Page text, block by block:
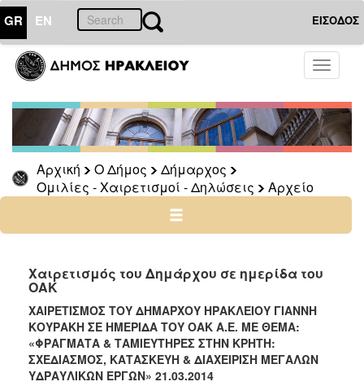
GR EN ΕΙΣΟΔΟΣ
Toggle
Αρχική Ο Δήμος
Δήμαρχος
Ομιλίες - Χαιρετισμοί - Δηλώσεις
Αρχείο
ΔΗΜΟΣ
Δήμαρχος
Ομιλίες
-
Χαιρετισμοί
-
Δηλώσεις
-
2023
2007
-
2013
Χαιρετισμός του Δημάρχου σε ημερίδα του
ΟΑΚ
ΧΑΙΡΕΤΙΣΜΟΣ ΤΟΥ ΔΗΜΑΡΧΟΥ ΗΡΑΚΛΕΙΟΥ ΓΙΑΝΝΗ
ΚΟΥΡΑΚΗ ΣΕ ΗΜΕΡΙΔΑ ΤΟΥ ΟΑΚ Α.Ε. ΜΕ ΘΕΜΑ:
«ΦΡΑΓΜΑΤΑ & ΤΑΜΙΕΥΤΗΡΕΣ ΣΤΗΝ ΚΡΗΤΗ:
ΣΧΕΔΙΑΣΜΟΣ, ΚΑΤΑΣΚΕΥΗ & ΔΙΑΧΕΙΡΙΣΗ ΜΕΓΑΛΩΝ
ΥΔΡΑΥΛΙΚΩΝ ΕΡΓΩΝ» 21.03.2014